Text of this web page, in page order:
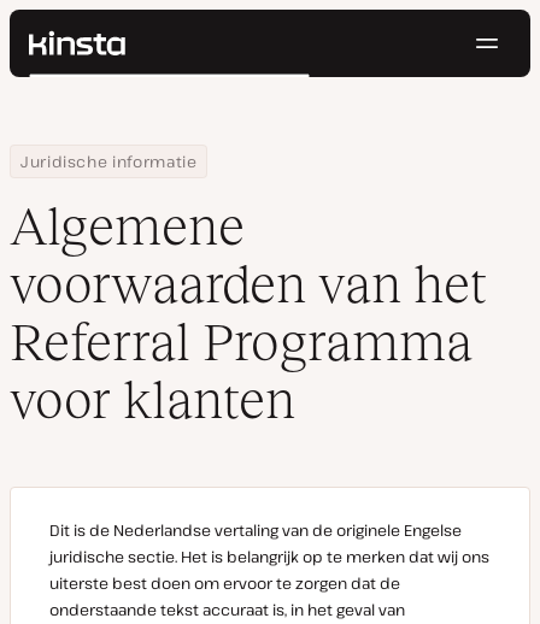
Kinsta®
Prijzen
Contact
Zoeken
Home
Juridische informatie
Algemene voorwaarden van het Referral Programma voor
Algemene
voorwaarden van het
Referral Programma
voor klanten
Dit is de Nederlandse vertaling van de originele Engelse
juridische sectie. Het is belangrijk op te merken dat wij ons
uiterste best doen om ervoor te zorgen dat de
onderstaande tekst accuraat is, in het geval van